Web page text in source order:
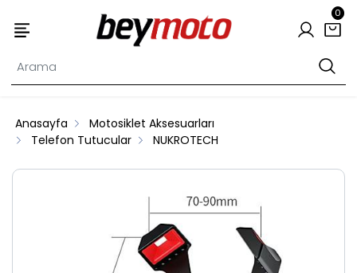
0
Anasayfa
Motosiklet Aksesuarları
Telefon Tutucular
NUKROTECH